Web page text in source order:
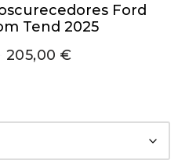
Ford
Tend 2025
205,00 €